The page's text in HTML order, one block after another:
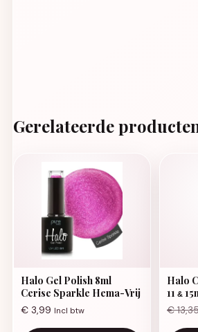
Gerelateerde
Halo Gel Polish 8ml
Cerise Sparkle Hema-Vrij
€ 3,99 Incl btw
Halo
11 &
€